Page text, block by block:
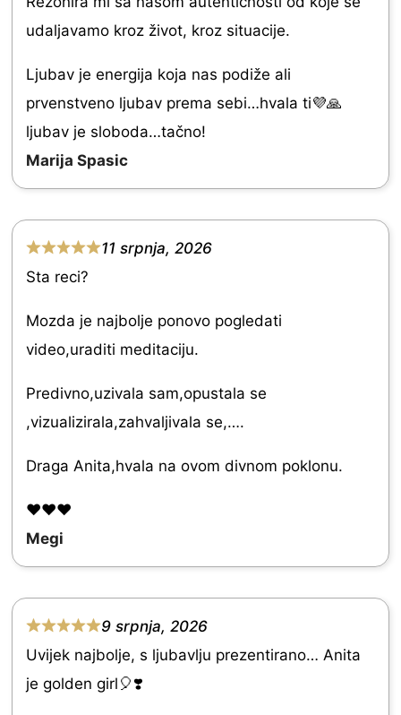
f
d
.
0
o
u
f
5
udaljavamo kroz život, kroz situacije.
Ljubav je energija koja nas podiže ali
prvenstveno ljubav prema sebi…hvala ti💜🙏
ljubav je sloboda…tačno!
Marija Spasic
t
e
5
.
0
u
t
5
11 srpnja, 2026
Sta reci?
Mozda je najbolje ponovo pogledati
video,uraditi meditaciju.
Predivno,uzivala sam,opustala se
,vizualizirala,zahvaljivala se,….
Draga Anita,hvala na ovom divnom poklonu.
❤️❤️❤️
Megi
9 srpnja, 2026
Uvijek najbolje, s ljubavlju prezentirano… Anita
je golden girl🎈❣️